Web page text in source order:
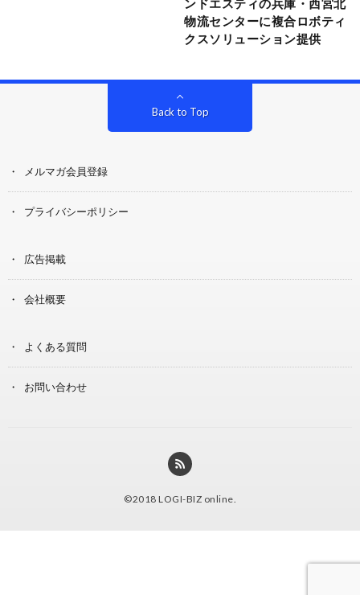
ンドエスティの兵庫・西宮北
物流センターに複合ロボティ
クスソリューション提供
Back to Top
メルマガ会員登録
プライバシーポリシー
広告掲載
会社概要
よくある質問
お問い合わせ
©2018 LOGI-BIZ online